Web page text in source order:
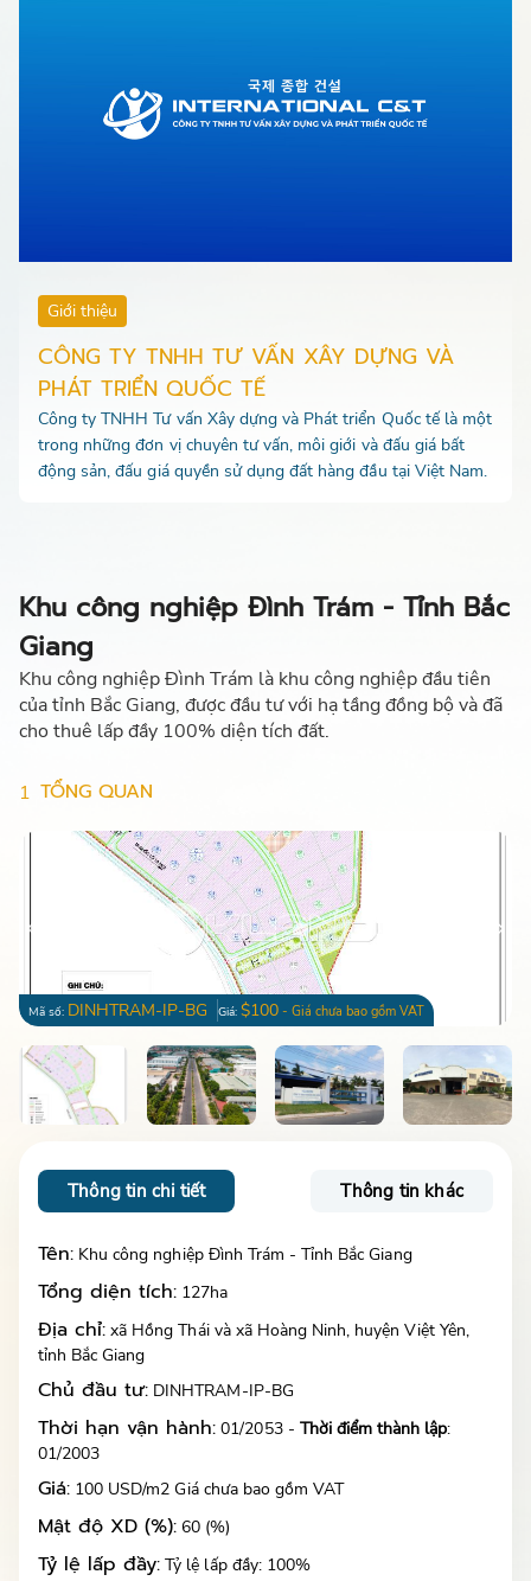
Giới thiệu
CÔNG TY TNHH TƯ VẤN XÂY DỰNG VÀ
PHÁT TRIỂN QUỐC TẾ
Công ty TNHH Tư vấn Xây dựng và Phát triển Quốc tế là một
trong những đơn vị chuyên tư vấn, môi giới và đấu giá bất
động sản, đấu giá quyền sử dụng đất hàng đầu tại Việt Nam.
Khu công nghiệp Đình Trám - Tỉnh Bắc
Giang
Khu công nghiệp Đình Trám là khu công nghiệp đầu tiên
của tỉnh Bắc Giang, được đầu tư với hạ tầng đồng bộ và đã
cho thuê lấp đầy 100% diện tích đất.
1 TỔNG QUAN
Mã số: DINHTRAM-IP-BG Giá: $100 - Giá chưa bao gồm VAT
Thông tin chi tiết Thông tin khác
Tên: Khu công nghiệp Đình Trám - Tỉnh Bắc Giang
Tổng diện tích: 127ha
Địa chỉ: xã Hồng Thái và xã Hoàng Ninh, huyện Việt Yên,
tỉnh Bắc Giang
Chủ đầu tư: DINHTRAM-IP-BG
Thời hạn vận hành: 01/2053 - Thời điểm thành lập:
01/2003
Giá: 100 USD/m2 Giá chưa bao gồm VAT
Mật độ XD (%): 60 (%)
Tỷ lệ lấp đầy: Tỷ lệ lấp đầy: 100%